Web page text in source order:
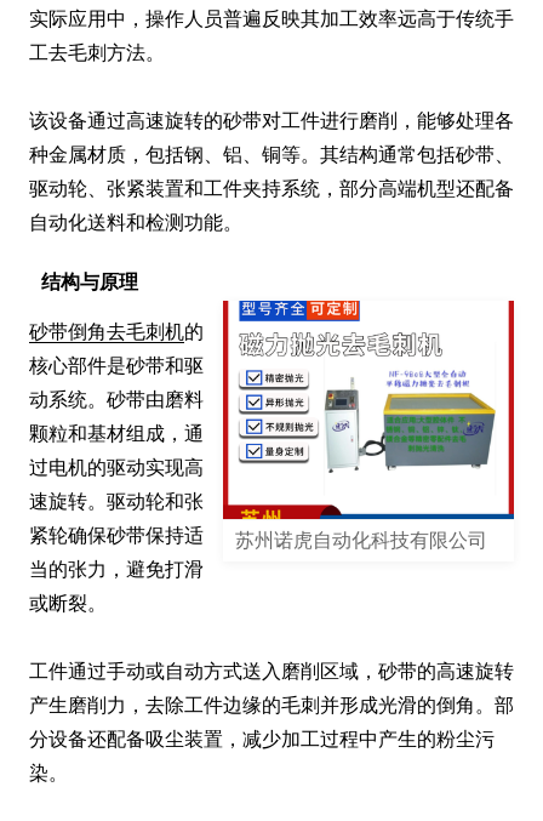
实际应用中，操作人员普遍反映其加工效率远高于传统手
工去毛刺方法。
该设备通过高速旋转的砂带对工件进行磨削，能够处理各
种金属材质，包括钢、铝、铜等。其结构通常包括砂带、
驱动轮、张紧装置和工件夹持系统，部分高端机型还配备
自动化送料和检测功能。
结构与原理
苏州诺虎自动化科技有限公司
砂带倒角去毛刺机的
核心部件是砂带和驱
动系统。砂带由磨料
颗粒和基材组成，通
过电机的驱动实现高
速旋转。驱动轮和张
紧轮确保砂带保持适
当的张力，避免打滑
或断裂。
工件通过手动或自动方式送入磨削区域，砂带的高速旋转
产生磨削力，去除工件边缘的毛刺并形成光滑的倒角。部
分设备还配备吸尘装置，减少加工过程中产生的粉尘污
染。